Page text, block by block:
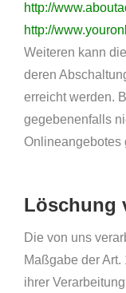
http://
http://
Weiteren kann
deren
erreicht werden.
gegebenenfalls
Onlineangebotes
Löschung
Die von uns
Maßgabe der
ihrer